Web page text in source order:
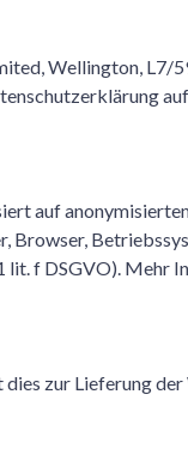
Wellington, L7/
auf
auf
Browser,
f DSGVO). Mehr
zur Lieferung